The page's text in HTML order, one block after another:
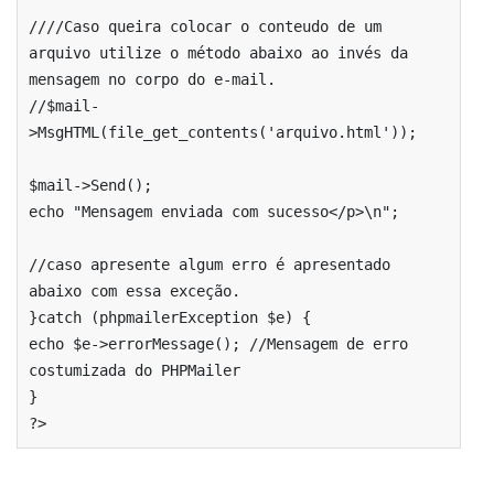
////Caso queira colocar o conteudo de um
arquivo utilize o método abaixo ao invés da
mensagem no corpo do e-mail.
//$mail-
>MsgHTML(file_get_contents('arquivo.html'));
$mail->Send();
echo "Mensagem enviada com sucesso</p>\n";
//caso apresente algum erro é apresentado
abaixo com essa exceção.
}catch (phpmailerException $e) {
echo $e->errorMessage(); //Mensagem de erro
costumizada do PHPMailer
}
?>